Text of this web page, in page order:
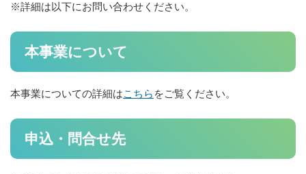
経営革新支援チーム
経営革新支援チーム
ものづくり生産性向上推進人材育成事業
経営革新計画支援事業
令和８年度中小企業等収益力向上（賃上げ環境整備）事業費補助
金について
取引支援チーム
※詳細は以下にお問い合わせください。
本事業について
本事業についての詳細はこちら をご覧ください。
申込・問合せ先